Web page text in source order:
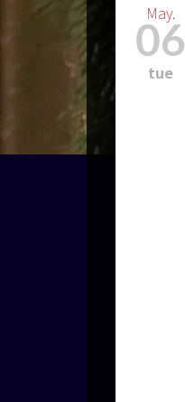
May.
06
tue